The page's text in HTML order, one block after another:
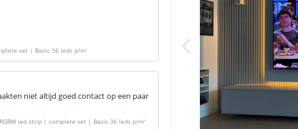
set | Basic 36 leds p/m'
niet altijd goed contact op een paar
led strip | complete set | Basic 36 leds p/m'